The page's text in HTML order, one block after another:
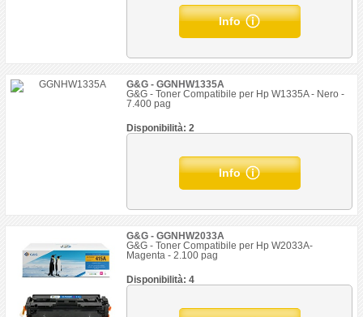
Info
G&G - GGNHW1335A
G&G - Toner Compatibile per Hp W1335A - Nero -
7.400 pag
Disponibilità: 2
Info
G&G - GGNHW2033A
G&G - Toner Compatibile per Hp W2033A-
Magenta - 2.100 pag
Disponibilità: 4